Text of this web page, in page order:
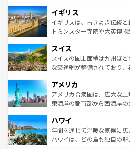
いる。シャンパンの発祥地で
香り高いラベンダー畑など
らに、パリ以外の地域にも
れる地方に足を運ぶとそれぞ
きるだろう。 なお、
を参照してほしい。
顔を持つこの国は、どこを歩
ルリンの文化的活気、バイ
してライン川沿いのワイン
は、お酒好きな人にはぜひ体験してほ
ドイツ情報はコンテンツ一覧
イギリス
イギリスは、古きよき伝統
トミンスター寺院や大英博
リアごとに異なる魅力がある
ティー、ビール好きにはた
戦など、本場だからこそで
ンツ一覧を参照してほしい。
スイス
スイスの国土面積は九州ほ
な交通網が整備されており
の建物がそのまま残る町や、
博物館もあり、アルプス観光
ことができる。国民の所得
ば市内交通費無料で観光を楽しむ
着のスイス情報はコンテンツ
アメリカ
アメリカ合衆国は、広大な土
東海岸の都市部から西海岸
のような巨大都市は、観光、
ンメントが詰まった刺激的
西部には大自然が広がり、
ハワイ
年間を通じて温暖な気候に
ハワイは、どの島も独自の